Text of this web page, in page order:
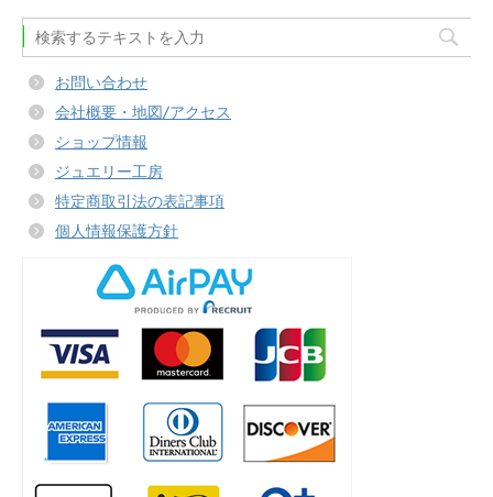
お問い合わせ
会社概要・地図/アクセス
ショップ情報
ジュエリー工房
特定商取引法の表記事項
個人情報保護方針